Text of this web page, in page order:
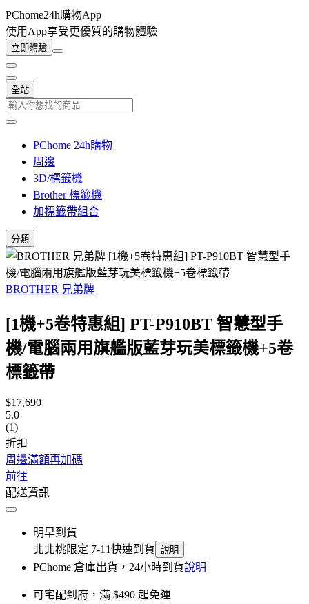
PChome24h購物App
使用App享受更優質的購物體驗
立即體驗
全站
PChome 24h購物
周邊
3D/標籤機
Brother 標籤機
加標籤帶組合
分類
BROTHER 兄弟牌
[1機+5卷特惠組] PT-P910BT 智慧型手
機/電腦兩用旗艦版藍芽玩美標籤機+5卷
標籤帶
$17,690
5.0
(1)
折扣
周邊滿額再加碼
前往
配送資訊
明早到貨
北北桃限定 7-11快速到貨 說明
PChome 倉庫出貨，24小時到貨說明
可宅配到府，滿 $490 起免運